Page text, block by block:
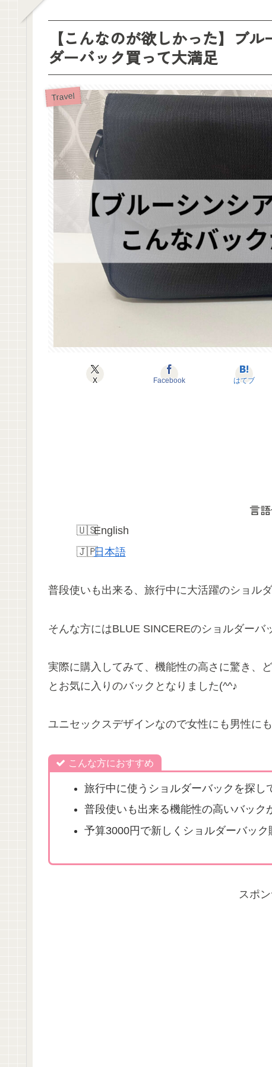
【こんなのが欲しかった】ブ
ダーバック買って大満足
Travel
X Facebook はてブ
言
English
日本語
普段使いも出来る、旅行中に大活躍のショル
そんな方にはBLUE SINCEREのショルダーバ
実際に購入してみて、機能性の高さに驚き、
とお気に入りのバックとなりました(^^♪
ユニセックスデザインなので女性にも男性に
こんな方におすすめ
旅行中に使うショルダーバックを探し
普段使いも出来る機能性の高いバック
予算3000円で新しくショルダーバック
スポ